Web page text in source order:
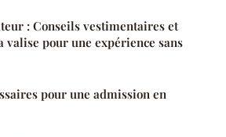
: Conseils vestimentaires et
valise pour une expérience sans
pour une admission en